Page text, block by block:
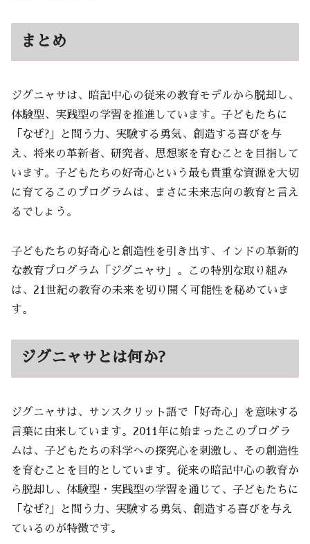
まとめ
ジグニャサは、暗記中心の従来の教育モデルから脱却し、
体験型、実践型の学習を推進しています。子どもたちに
「なぜ?」と問う力、実験する勇気、創造する喜びを与
え、将来の革新者、研究者、思想家を育むことを目指して
います。子どもたちの好奇心という最も貴重な資源を大切
に育てるこのプログラムは、まさに未来志向の教育と言え
るでしょう。
子どもたちの好奇心と創造性を引き出す、インドの革新的
な教育プログラム「ジグニャサ」。この特別な取り組み
は、21世紀の教育の未来を切り開く可能性を秘めていま
す。
ジグニャサとは何か?
ジグニャサは、サンスクリット語で「好奇心」を意味する
言葉に由来しています。2011年に始まったこのプログラ
ムは、子どもたちの科学への探究心を刺激し、その創造性
を育むことを目的としています。従来の暗記中心の教育か
ら脱却し、体験型・実践型の学習を通じて、子どもたちに
「なぜ?」と問う力、実験する勇気、創造する喜びを与え
ているのが特徴です。